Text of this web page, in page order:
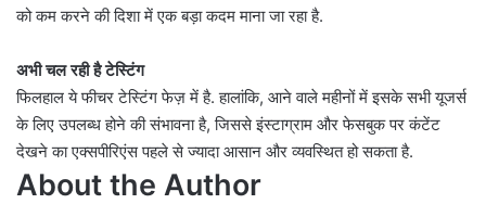
को कम करने की दिशा में एक बड़ा कदम माना जा रहा है.
अभी चल रही है टेस्टिंग
फिलहाल ये फीचर टेस्टिंग फेज़ में है. हालांकि, आने वाले महीनों में इसके सभी यूजर्स
के लिए उपलब्ध होने की संभावना है, जिससे इंस्टाग्राम और फेसबुक पर कंटेंट
देखने का एक्सपीरिएंस पहले से ज्यादा आसान और व्यवस्थित हो सकता है.
About the Author